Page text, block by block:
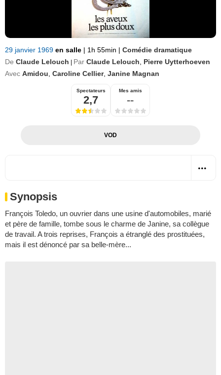
29 janvier 1969 en salle | 1h 55min | Comédie dramatique
De Claude Lelouch Par Claude Lelouch
Pierre Uytterhoeven
Avec Amidou Caroline Cellier, Janine Magnan
Spectateurs
2,7
Mes amis
--
VOD
Synopsis
François Toledo, un ouvrier dans une usine d'automobiles, marié
et père de famille, tombe sous le charme de Janine, sa collègue
de travail. A trois reprises, François a étranglé des prostituées,
mais il est dénoncé par sa belle-mère...